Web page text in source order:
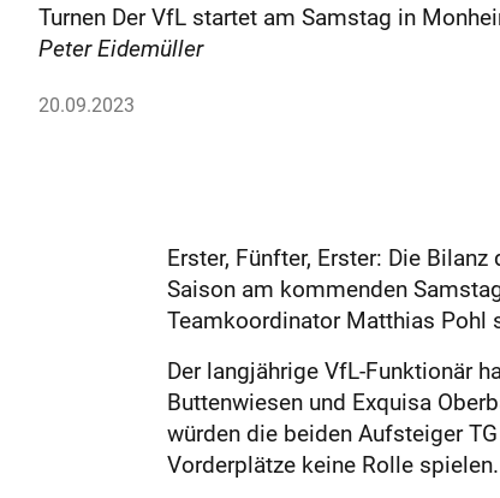
Turnen Der VfL startet am Samstag in
Peter Eidemüller
20.09.2023
Erster, Fünfter, Erster: Die
Saison am kommenden
Teamkoordinator Matthias Pohl
Der langjährige VfL-Funktionär
Buttenwiesen und Exquisa
würden die beiden Aufsteiger
Vorderplätze keine Rolle spielen.